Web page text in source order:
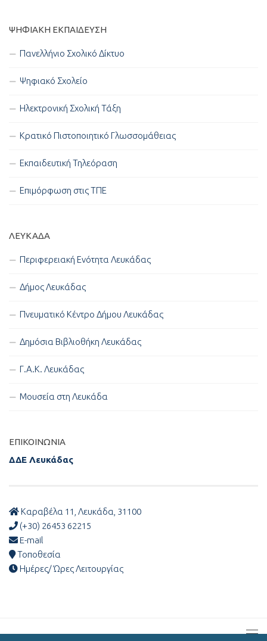
ΨΗΦΙΑΚΉ ΕΚΠΑΊΔΕΥΣΗ
Πανελλήνιο Σχολικό Δίκτυο
Ψηφιακό Σχολείο
Ηλεκτρονική Σχολική Τάξη
Κρατικό Πιστοποιητικό Γλωσσομάθειας
Εκπαιδευτική Τηλεόραση
Επιμόρφωση στις ΤΠΕ
ΛΕΥΚΑΔΑ
Περιφερειακή Ενότητα Λευκάδας
Δήμος Λευκάδας
Πνευματικό Κέντρο Δήμου Λευκάδας
Δημόσια Βιβλιοθήκη Λευκάδας
Γ.Α.Κ. Λευκάδας
Μουσεία στη Λευκάδα
ΕΠΙΚΟΙΝΩΝΊΑ
ΔΔΕ Λευκάδας
Καραβέλα 11, Λευκάδα, 31100
(+30) 26453 62215
E-mail
Τοποθεσία
Ημέρες/ Ώρες Λειτουργίας